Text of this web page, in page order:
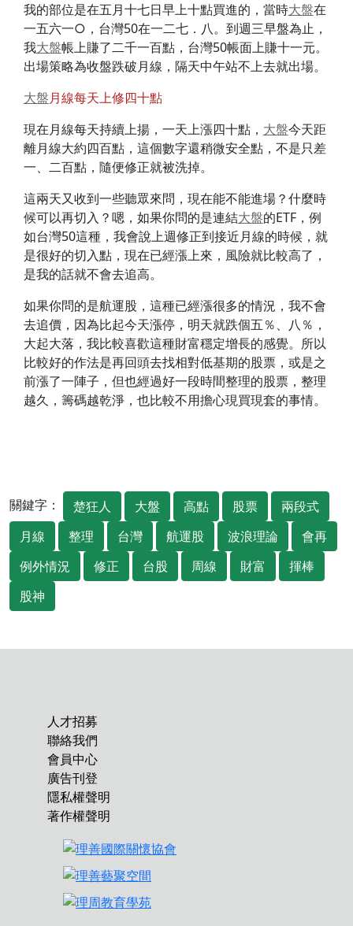
我的部位是在五月十七日早上十點買進的，當時大盤在
一五六一○，台灣50在一二七．八。到週三早盤為止，
我大盤帳上賺了二千一百點，台灣50帳面上賺十一元。
出場策略為收盤跌破月線，隔天中午站不上去就出場。
大盤月線每天上修四十點
現在月線每天持續上揚，一天上漲四十點， 大盤今天距
離月線大約四百點，這個數字還稍微安全點，不是只差
一、二百點，隨便修正就被洗掉。
這兩天又收到一些聽眾來問，現在能不能進場？什麼時
候可以再切入？嗯，如果你問的是連結大盤的ETF，例
如台灣50這種，我會說上週修正到接近月線的時候，就
是很好的切入點，現在已經漲上來，風險就比較高了，
是我的話就不會去追高。
如果你問的是航運股，這種已經漲很多的情況，我不會
去追價，因為比起今天漲停，明天就跌個五％、八％，
大起大落，我比較喜歡這種財富穩定增長的感覺。所以
比較好的作法是再回頭去找相對低基期的股票，或是之
前漲了一陣子，但也經過好一段時間整理的股票，整理
越久，籌碼越乾淨，也比較不用擔心現買現套的事情。
關鍵字： 楚狂人 大盤 高點 股票
兩段式
月線
整理 台灣 航運股 波浪理論
會再
例外情況
修正 台股 周線 財富
揮棒
股神
人才招募
聯絡我們
會員中心
廣告刊登
隱私權聲明
著作權聲明